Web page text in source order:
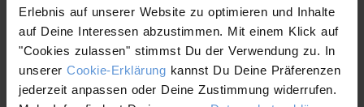
Erlebnis auf unserer Website zu optimieren und Inhalte
auf Deine Interessen abzustimmen. Mit einem Klick auf
"Cookies zulassen" stimmst Du der Verwendung zu. In
unserer Cookie-Erklärung kannst Du Deine Präferenzen
jederzeit anpassen oder Deine Zustimmung widerrufen.